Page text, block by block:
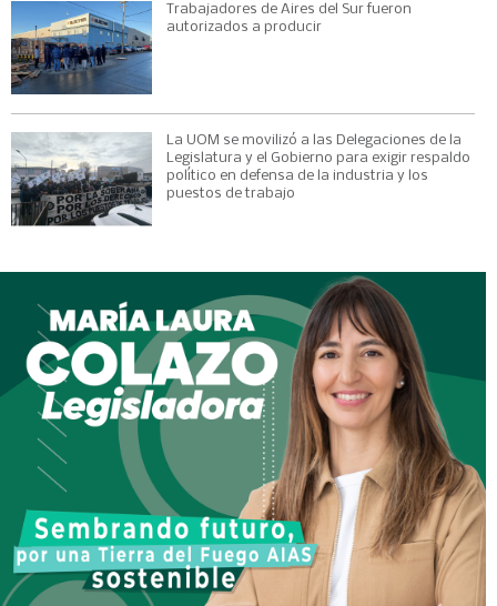
Trabajadores de Aires del Sur fueron
autorizados a producir
La UOM se movilizó a las Delegaciones de la
Legislatura y el Gobierno para exigir respaldo
político en defensa de la industria y los
puestos de trabajo